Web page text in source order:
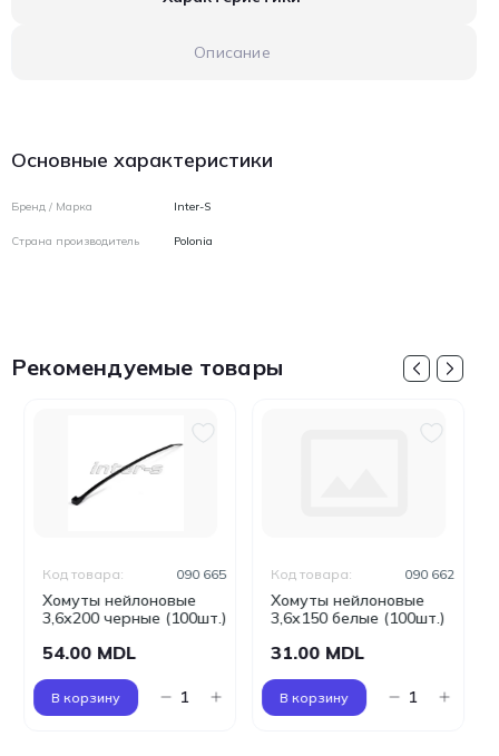
Описание
Основные характеристики
Бренд / Марка Inter-S
Страна производитель Polonia
Рекомендуемые товары
Хомуты нейлоновые
3,6x200 черные (100шт.)
Код товара: 090 665
54.00 MDL
В корзину
Хомуты нейлоновые
3,6x150 белые (100шт.)
Код товара: 090 662
31.00 MDL
В корзину